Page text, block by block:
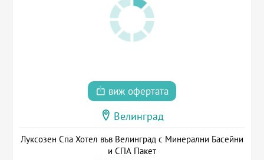
виж офертата
Велинград
Луксозен Спа Хотел във Велинград с Минерални Басейни
и СПА Пакет